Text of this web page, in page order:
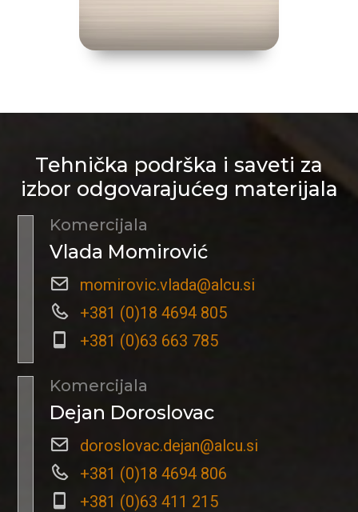
Tehnička podrška i saveti za
izbor odgovarajućeg materijala
Komercijala
Vlada Momirović
momirovic.vlada@alcu.si
+381 (0)18 4694 805
+381 (0)63 663 785
Komercijala
Dejan Doroslovac
doroslovac.dejan@alcu.si
+381 (0)18 4694 806
+381 (0)63 411 215